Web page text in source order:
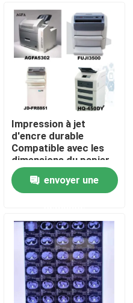
Impression à jet
d'encre durable
Compatible avec les
dimensions du papier
A3 A4 13X17 A3 Plus
offrant une durabilité
d'impression
envoyer une